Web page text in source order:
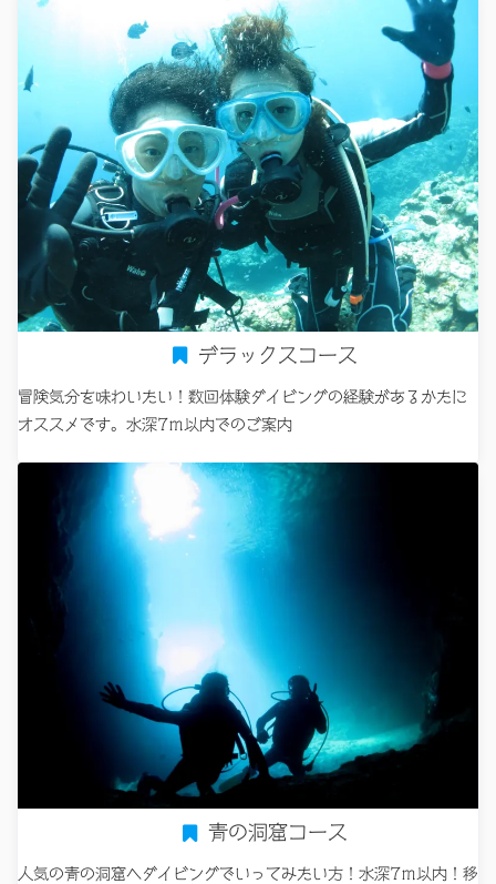
デラックスコース
冒険気分を味わいたい！数回体験ダイビングの経験があるかたに
オススメです。水深7ｍ以内でのご案内
青の洞窟コース
人気の青の洞窟へダイビングでいってみたい方！水深7ｍ以内！移